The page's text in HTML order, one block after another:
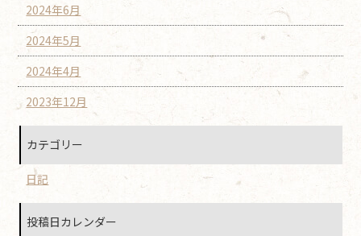
2024年6月
2024年5月
2024年4月
2023年12月
カテゴリー
日記
投稿日カレンダー